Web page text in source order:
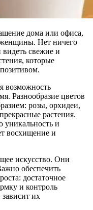
дома или офиса,
женщины. Нет ничего
видеть свежие и
которые
возможность
Разнообразие цветов
розы, орхидеи,
растения.
и
восхищение и
искусство. Они
обеспечить
достаточное
и контроль
их